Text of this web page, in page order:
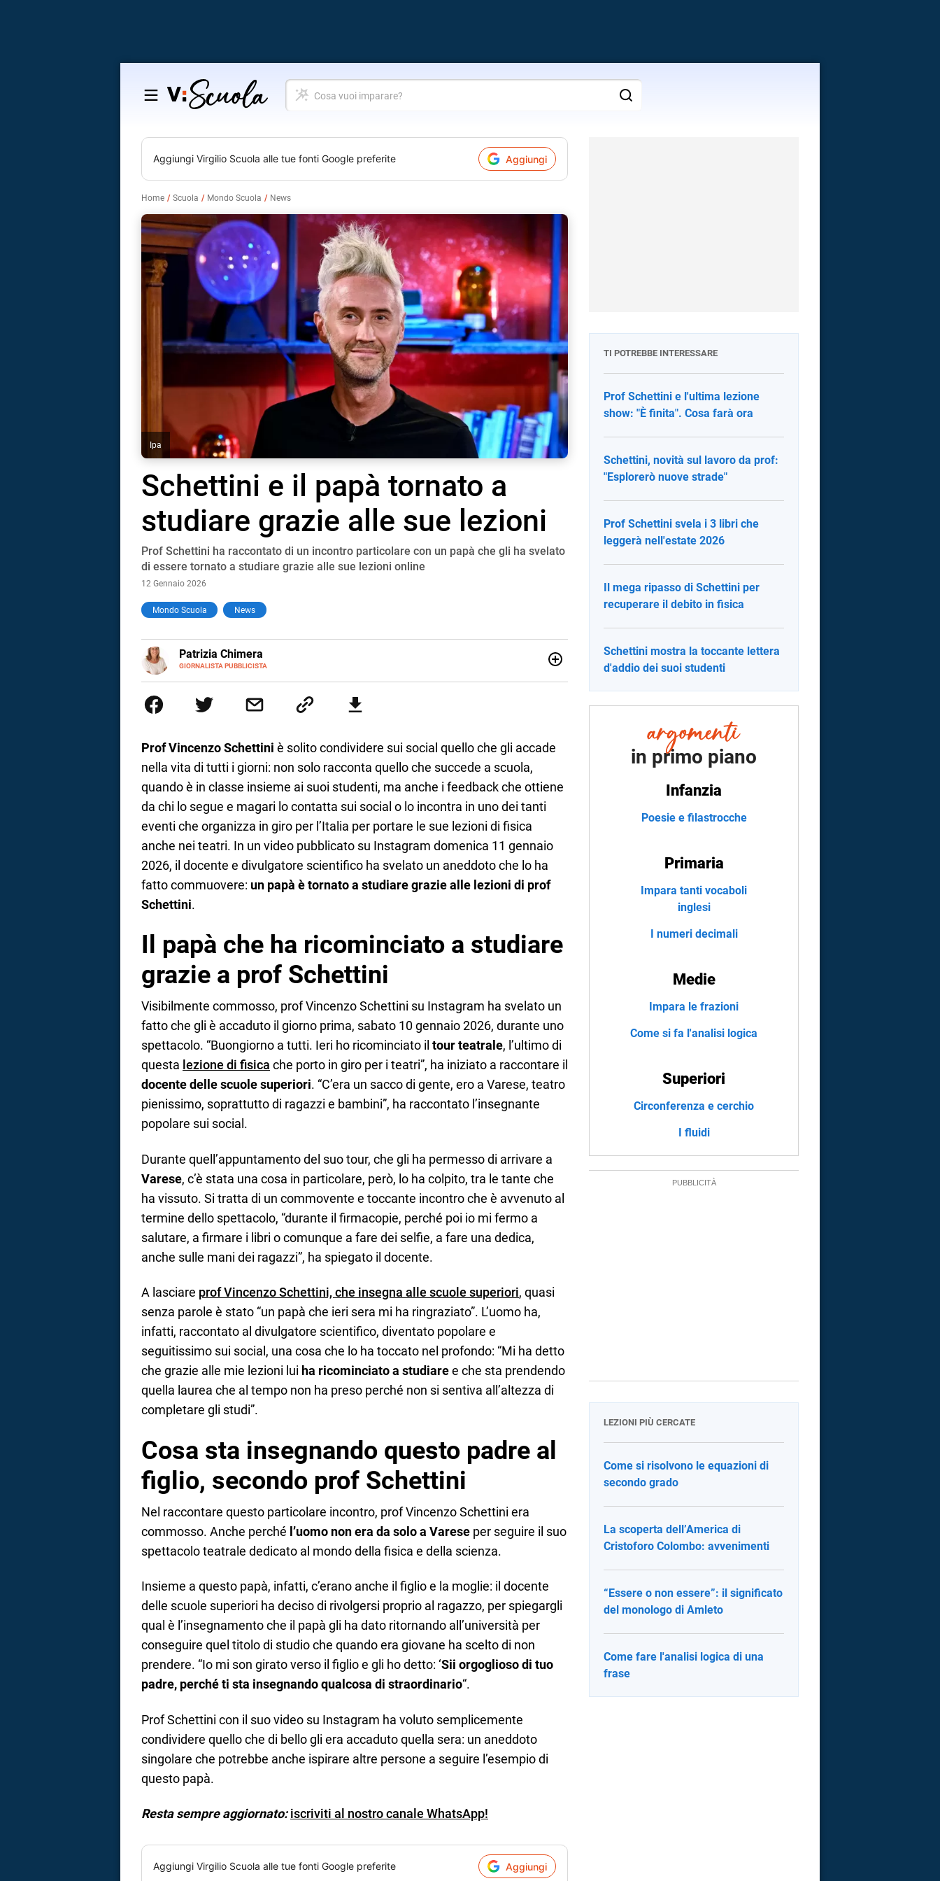
Salta
contenuto
Cosa
vuoi
Aggiungi Virgilio Scuola alle tue fonti Google preferite Aggiungi
Home Scuola Mondo Scuola News
Ipa
Schettini e il papà tornato a
studiare grazie alle sue lezioni
Prof Schettini ha raccontato di un incontro particolare con un papà che gli ha svelato
di essere tornato a studiare grazie alle sue lezioni online
12 Gennaio 2026
Mondo Scuola News
Patrizia Chimera
GIORNALISTA PUBBLICISTA
E-
MAIL
LINKEDIN
comunicazione specializzandosi nella scrittura di articoli sul mondo scolastico.
Prof Vincenzo Schettini è solito condividere sui social quello che gli accade
nella vita di tutti i giorni: non solo racconta quello che succede a scuola,
quando è in classe insieme ai suoi studenti, ma anche i feedback che ottiene
da chi lo segue e magari lo contatta sui social o lo incontra in uno dei tanti
eventi che organizza in giro per l’Italia per portare le sue lezioni di fisica
anche nei teatri. In un video pubblicato su Instagram domenica 11 gennaio
2026, il docente e divulgatore scientifico ha svelato un aneddoto che lo ha
fatto commuovere: un papà è tornato a studiare grazie alle lezioni di prof
Schettini.
Il papà che ha ricominciato a studiare
grazie a prof Schettini
Visibilmente commosso, prof Vincenzo Schettini su Instagram ha svelato un
fatto che gli è accaduto il giorno prima, sabato 10 gennaio 2026, durante uno
spettacolo. “Buongiorno a tutti. Ieri ho ricominciato il tour teatrale, l’ultimo di
questa lezione di fisica che porto in giro per i teatri”, ha iniziato a raccontare il
docente delle scuole superiori. “C’era un sacco di gente, ero a Varese, teatro
pienissimo, soprattutto di ragazzi e bambini”, ha raccontato l’insegnante
popolare sui social.
Durante quell’appuntamento del suo tour, che gli ha permesso di arrivare a
Varese, c’è stata una cosa in particolare, però, lo ha colpito, tra le tante che
ha vissuto. Si tratta di un commovente e toccante incontro che è avvenuto al
termine dello spettacolo, “durante il firmacopie, perché poi io mi fermo a
salutare, a firmare i libri o comunque a fare dei selfie, a fare una dedica,
anche sulle mani dei ragazzi”, ha spiegato il docente.
A lasciare prof Vincenzo Schettini, che insegna alle scuole superiori, quasi
senza parole è stato “un papà che ieri sera mi ha ringraziato”. L’uomo ha,
infatti, raccontato al divulgatore scientifico, diventato popolare e
seguitissimo sui social, una cosa che lo ha toccato nel profondo: “Mi ha detto
che grazie alle mie lezioni lui ha ricominciato a studiaree che sta prendendo
quella laurea che al tempo non ha preso perché non si sentiva all’altezza di
completare gli studi”.
Cosa sta insegnando questo padre al
figlio, secondo prof Schettini
Nel raccontare questo particolare incontro, prof Vincenzo Schettini era
commosso. Anche perché l’uomo non era da solo a Varese per seguire il suo
spettacolo teatrale dedicato al mondo della fisica e della scienza.
Insieme a questo papà, infatti, c’erano anche il figlio e la moglie: il docente
delle scuole superiori ha deciso di rivolgersi proprio al ragazzo, per spiegargli
qual è l’insegnamento che il papà gli ha dato ritornando all’università per
conseguire quel titolo di studio che quando era giovane ha scelto di non
prendere. “Io mi son girato verso il figlio e gli ho detto: ‘Sii orgoglioso di tuo
padre, perché ti sta insegnando qualcosa di straordinario“.
Prof Schettini con il suo video su Instagram ha voluto semplicemente
condividere quello che di bello gli era accaduto quella sera: un aneddoto
singolare che potrebbe anche ispirare altre persone a seguire l’esempio di
questo papà.
Resta sempre aggiornato: iscriviti al nostro canale WhatsApp!
Aggiungi Virgilio Scuola alle tue fonti Google preferite Aggiungi
TI POTREBBE INTERESSARE
Prof Schettini e l'ultima lezione
show: "È finita". Cosa farà ora
Schettini, novità sul lavoro da prof:
"Esplorerò nuove strade"
Prof Schettini svela i 3 libri che
leggerà nell'estate 2026
Il mega ripasso di Schettini per
recuperare il debito in fisica
Schettini mostra la toccante lettera
d'addio dei suoi studenti
in primo piano
Infanzia
Poesie e filastrocche
Primaria
Impara tanti vocaboli
inglesi
I numeri decimali
Medie
Impara le frazioni
Come si fa l'analisi logica
Superiori
Circonferenza e cerchio
I fluidi
LEZIONI PIÙ CERCATE
Come si risolvono le equazioni di
secondo grado
La scoperta dell’America di
Cristoforo Colombo: avvenimenti
“Essere o non essere”: il significato
del monologo di Amleto
Come fare l'analisi logica di una
frase